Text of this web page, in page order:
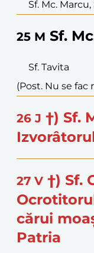
Sf. Mc.
25 M Sf.
Sf. Tavita
(Post. Nu se fac
26 J †) Sf.
27 V †) Sf.
cărui
Patria